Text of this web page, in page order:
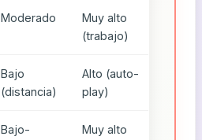
Moderado
Muy alto
(trabajo)
Bajo
(distancia)
Alto (auto-
play)
Bajo-
Muy alto